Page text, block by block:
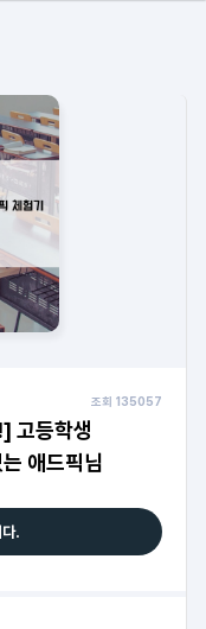
조회 135057
고등학생
애드픽님
.